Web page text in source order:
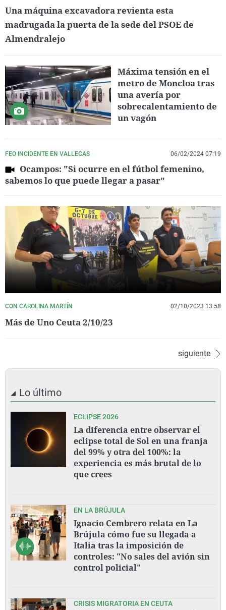
Una máquina excavadora revienta esta
madrugada la puerta de la sede del PSOE de
Almendralejo
Máxima tensión en el
metro de Moncloa tras
una avería por
sobrecalentamiento de
un vagón
FEO INCIDENTE EN VALLECAS 06/02/2024 07:19
Ocampos: "Si ocurre en el fútbol femenino,
sabemos lo que puede llegar a pasar"
CON CAROLINA MARTÍN 02/10/2023 13:58
Más de Uno Ceuta 2/10/23
siguiente
Lo último
ECLIPSE 2026
La diferencia entre observar el
eclipse total de Sol en una franja
del 99% y otra del 100%: la
experiencia es más brutal de lo
que crees
EN LA BRÚJULA
Ignacio Cembrero relata en La
Brújula cómo fue su llegada a
Italia tras la imposición de
controles: "No sales del avión sin
control policial"
CRISIS MIGRATORIA EN CEUTA